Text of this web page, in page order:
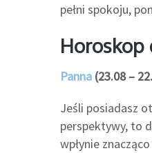
pełni spokoju,
Horoskop
Panna (23.08 –
Jeśli posiadasz
perspektywy, to
wpłynie